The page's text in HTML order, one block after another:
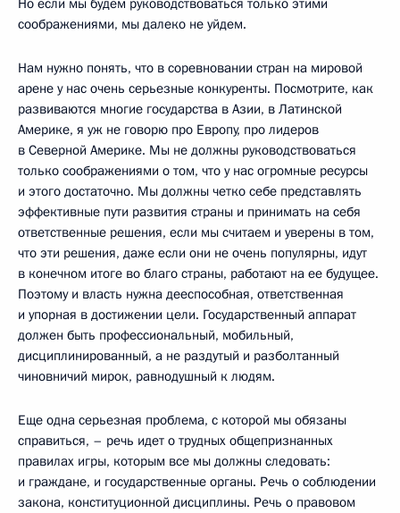
Но если мы будем руководствоваться только этими
соображениями, мы далеко не уйдем.
Нам нужно понять, что в соревновании стран на мировой
арене у нас очень серьезные конкуренты. Посмотрите, как
развиваются многие государства в Азии, в Латинской
Америке, я уж не говорю про Европу, про лидеров
в Северной Америке. Мы не должны руководствоваться
только соображениями о том, что у нас огромные ресурсы
и этого достаточно. Мы должны четко себе представлять
эффективные пути развития страны и принимать на себя
ответственные решения, если мы считаем и уверены в том,
что эти решения, даже если они не очень популярны, идут
в конечном итоге во благо страны, работают на ее будущее.
Поэтому и власть нужна дееспособная, ответственная
и упорная в достижении цели. Государственный аппарат
должен быть профессиональный, мобильный,
дисциплинированный, а не раздутый и разболтанный
чиновничий мирок, равнодушный к людям.
Еще одна серьезная проблема, с которой мы обязаны
справиться, – речь идет о трудных общепризнанных
правилах игры, которым все мы должны следовать:
и граждане, и государственные органы. Речь о соблюдении
закона, конституционной дисциплины. Речь о правовом